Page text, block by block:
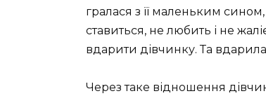
гралася з її маленьким
ставиться, не любить і не
вдарити дівчинку. Та
Через таке відношення